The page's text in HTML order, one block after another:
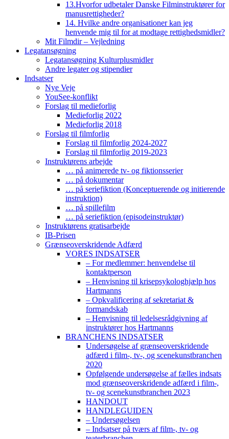
13.Hvorfor udbetaler Danske Filminstruktører for
manusrettigheder?
14. Hvilke andre organisationer kan jeg
henvende mig til for at modtage rettighedsmidler?
Mit Filmdir – Vejledning
Legatansøgning
Legatansøgning Kulturplusmidler
Andre legater og stipendier
Indsatser
Nye Veje
YouSee-konflikt
Forslag til medieforlig
Medieforlig 2022
Medieforlig 2018
Forslag til filmforlig
Forslag til filmforlig 2024-2027
Forslag til filmforlig 2019-2023
Instruktørens arbejde
… på animerede tv- og fiktionsserier
… på dokumentar
… på seriefiktion (Konceptuerende og initierende
instruktion)
… på spillefilm
… på seriefiktion (episodeinstruktør)
Instruktørens gratisarbejde
IB-Prisen
Grænseoverskridende Adfærd
VORES INDSATSER
– For medlemmer: henvendelse til
kontaktperson
– Henvisning til krisepsykologhjælp hos
Hartmanns
– Opkvalificering af sekretariat &
formandskab
– Henvisning til ledelsesrådgivning af
instruktører hos Hartmanns
BRANCHENS INDSATSER
Undersøgelse af grænseoverskridende
adfærd i film-, tv-, og scenekunstbranchen
2020
Opfølgende undersøgelse af fælles indsats
mod grænseoverskridende adfærd i film-,
tv- og scenekunstbranchen 2023
HANDOUT
HANDLEGUIDEN
– Undersøgelsen
– Indsatser på tværs af film-, tv- og